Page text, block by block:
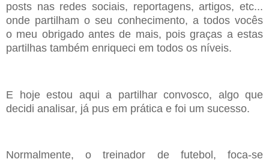
posts nas redes sociais, reportagens, artigos, etc...
onde partilham o seu conhecimento, a todos vocês
o meu obrigado antes de mais, pois graças a estas
partilhas também enriqueci em todos os níveis.
E hoje estou aqui a partilhar convosco, algo que
decidi analisar, já pus em prática e foi um sucesso.
Normalmente, otreinador de futebol, foca-se